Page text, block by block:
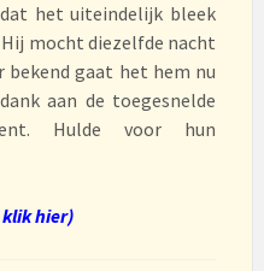
het uiteindelijk bleek
mocht diezelfde nacht
bekend gaat het hem nu
aan de toegesnelde
Hulde voor hun
klik hier)